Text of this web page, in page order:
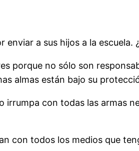
a sus hijos a la escuela.
porque no sólo son
almas están bajo su
con todas las armas
con todos los medios que